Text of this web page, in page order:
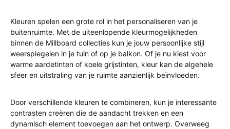
Kleuren spelen een grote rol in het personaliseren van je
buitenruimte. Met de uiteenlopende kleurmogelijkheden
binnen de Millboard collecties kun je jouw persoonlijke stijl
weerspiegelen in je tuin of op je balkon. Of je nu kiest voor
warme aardetinten of koele grijstinten, kleur kan de algehele
sfeer en uitstraling van je ruimte aanzienlijk beïnvloeden.
Door verschillende kleuren te combineren, kun je interessante
contrasten creëren die de aandacht trekken en een
dynamisch element toevoegen aan het ontwerp. Overweeg